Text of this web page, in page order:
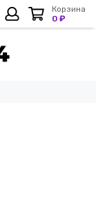
Корзина
0 ₽